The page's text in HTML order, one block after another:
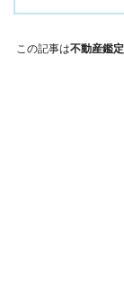
この記事は不動産鑑